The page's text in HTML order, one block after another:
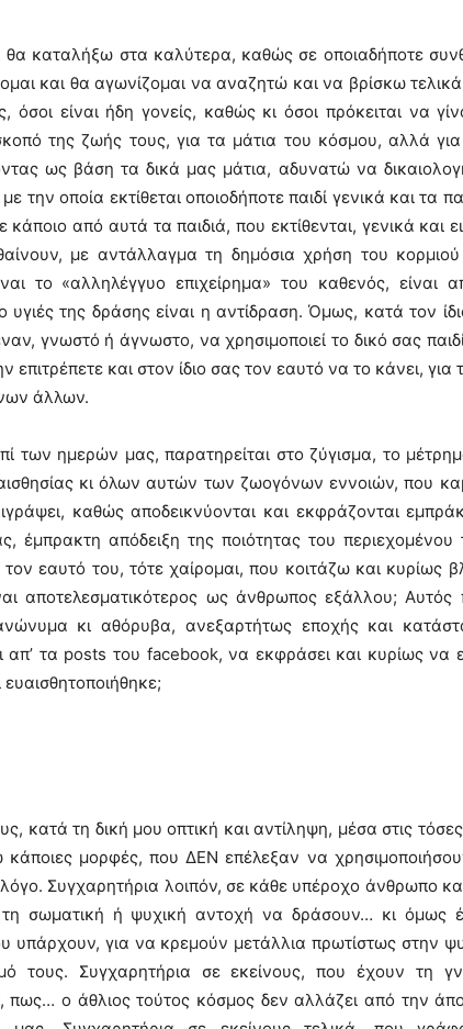
θα καταλήξω στα καλύτερα, καθώς σε οποιαδήποτε
και θα αγωνίζομαι να αναζητώ και να βρίσκω
όσοι είναι ήδη γονείς, καθώς κι όσοι πρόκειται να
της ζωής τους, για τα μάτια του κόσμου, αλλά
ως βάση τα δικά μας μάτια, αδυνατώ να
την οποία εκτίθεται οποιοδήποτε παιδί γενικά και τα
από αυτά τα παιδιά, που εκτίθενται, γενικά και
με αντάλλαγμα τη δημόσια χρήση του κορμιού
το «αλληλέγγυο επιχείρημα» του καθενός, είναι
της δράσης είναι η αντίδραση. Όμως, κατά τον
γνωστό ή άγνωστο, να χρησιμοποιεί το δικό σας
επιτρέπετε και στον ίδιο σας τον εαυτό να το κάνει, για
άλλων.
των ημερών μας, παρατηρείται στο ζύγισμα, το
κι όλων αυτών των ζωογόνων εννοιών, που
καθώς αποδεικνύονται και εκφράζονται
έμπρακτη απόδειξη της ποιότητας του περιεχομένου
τον εαυτό του, τότε χαίρομαι, που κοιτάζω και κυρίως
αποτελεσματικότερος ως άνθρωπος εξάλλου;
ανώνυμα κι αθόρυβα, ανεξαρτήτως εποχής και
απ’ τα posts του facebook, να εκφράσει και κυρίως να
κατά τη δική μου οπτική και αντίληψη, μέσα στις
μορφές, που ΔΕΝ επέλεξαν να
λόγο. Συγχαρητήρια λοιπόν, σε κάθε υπέροχο άνθρωπο
σωματική ή ψυχική αντοχή να δράσουν… κι όμως
υπάρχουν, για να κρεμούν μετάλλια πρωτίστως στην
τους. Συγχαρητήρια σε εκείνους, που έχουν τη
πως… ο άθλιος τούτος κόσμος δεν αλλάζει από την